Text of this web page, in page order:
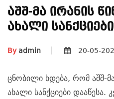
Აშშ-Მა Ირანის
Ახალი
Byadmin 20-05-
ცნობილი ხდება, რომ აშშ-
ახალი სანქციები